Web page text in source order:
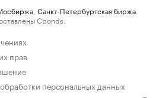
Санкт-Петербургская биржа
Cbonds.
прав
персональных данных